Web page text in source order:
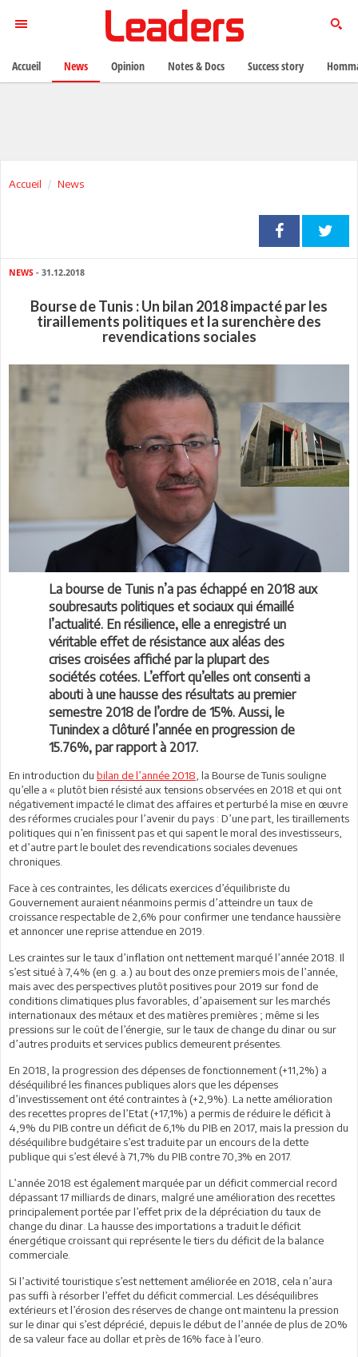
Accueil News
NEWS - 31.12.2018
Bourse de Tunis : Un bilan 2018 impacté par les
tiraillements politiques et la surenchère des
revendications sociales
La bourse de Tunis n’a pas échappé en 2018 aux
soubresauts politiques et sociaux qui émaillé
l’actualité. En résilience, elle a enregistré un
véritable effet de résistance aux aléas des
crises croisées affiché par la plupart des
sociétés cotées. L’effort qu’elles ont consenti a
abouti à une hausse des résultats au premier
semestre 2018 de l’ordre de 15%. Aussi, le
Tunindex a clôturé l’année en progression de
15.76%, par rapport à 2017.
En introduction du bilan de l’année 2018 , la Bourse de Tunis souligne
qu’elle a « plutôt bien résisté aux tensions observées en 2018 et qui ont
négativement impacté le climat des affaires et perturbé la mise en œuvre
des réformes cruciales pour l’avenir du pays : D’une part, les tiraillements
politiques qui n’en finissent pas et qui sapent le moral des investisseurs,
et d’autre part le boulet des revendications sociales devenues
chroniques.
Face à ces contraintes, les délicats exercices d’équilibriste du
Gouvernement auraient néanmoins permis d’atteindre un taux de
croissance respectable de 2,6% pour confirmer une tendance haussière
et annoncer une reprise attendue en 2019.
Les craintes sur le taux d’inflation ont nettement marqué l’année 2018. Il
s’est situé à 7,4% (en g. a.) au bout des onze premiers mois de l’année,
mais avec des perspectives plutôt positives pour 2019 sur fond de
conditions climatiques plus favorables, d’apaisement sur les marchés
internationaux des métaux et des matières premières ; même si les
pressions sur le coût de l’énergie, sur le taux de change du dinar ou sur
d’autres produits et services publics demeurent présentes.
En 2018, la progression des dépenses de fonctionnement (+11,2%) a
déséquilibré les finances publiques alors que les dépenses
d’investissement ont été contraintes à (+2,9%). La nette amélioration
des recettes propres de l’Etat (+17,1%) a permis de réduire le déficit à
4,9% du PIB contre un déficit de 6,1% du PIB en 2017, mais la pression du
déséquilibre budgétaire s’est traduite par un encours de la dette
publique qui s’est élevé à 71,7% du PIB contre 70,3% en 2017.
L’année 2018 est également marquée par un déficit commercial record
dépassant 17 milliards de dinars, malgré une amélioration des recettes
principalement portée par l’effet prix de la dépréciation du taux de
change du dinar. La hausse des importations a traduit le déficit
énergétique croissant qui représente le tiers du déficit de la balance
commerciale.
Si l’activité touristique s’est nettement améliorée en 2018, cela n’aura
pas suffi à résorber l’effet du déficit commercial. Les déséquilibres
extérieurs et l’érosion des réserves de change ont maintenu la pression
sur le dinar qui s’est déprécié, depuis le début de l’année de plus de 20%
de sa valeur face au dollar et près de 16% face à l’euro.
Accueil News Opinion Notes & Docs Success story